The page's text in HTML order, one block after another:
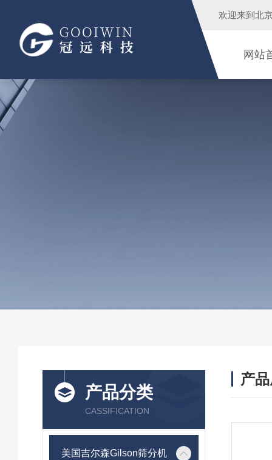
欢迎来到 北
网站
产品分类
CASSIFICATION
美国吉尔森Gilson筛分机
产